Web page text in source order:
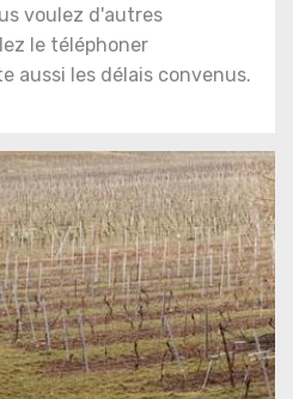
voulez d'autres
le téléphoner
aussi les délais convenus.